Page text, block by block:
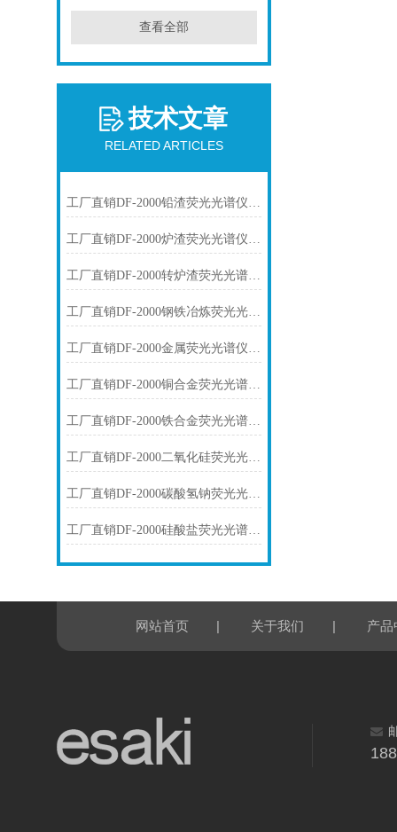
查看全部
技术文章
RELATED ARTICLES
工厂直销DF-2000铅渣荧光光谱仪技术参数
工厂直销DF-2000炉渣荧光光谱仪技术参数
工厂直销DF-2000转炉渣荧光光谱仪技术参数
工厂直销DF-2000钢铁冶炼荧光光谱仪技术参数
工厂直销DF-2000金属荧光光谱仪技术参数
工厂直销DF-2000铜合金荧光光谱仪技术参数
工厂直销DF-2000铁合金荧光光谱仪技术参数
工厂直销DF-2000二氧化硅荧光光谱仪技术参数
工厂直销DF-2000碳酸氢钠荧光光谱仪技术参数
工厂直销DF-2000硅酸盐荧光光谱仪技术参数
网站首页 | 关于我们 | 产品